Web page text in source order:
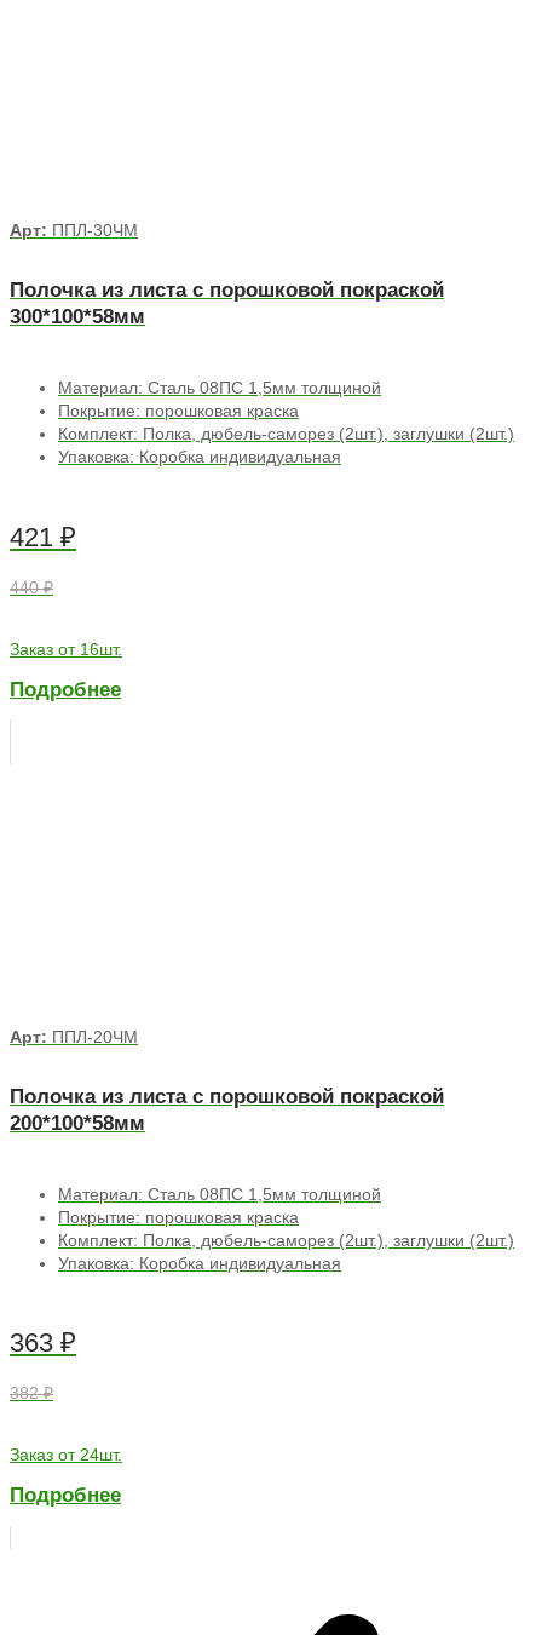
Арт: ППЛ-30ЧМ
Полочка из листа с порошковой покраской
300*100*58мм
Материал: Сталь 08ПС 1,5мм толщиной
Покрытие: порошковая краска
Комплект: Полка, дюбель-саморез (2шт.), заглушки (2шт.)
Упаковка: Коробка индивидуальная
421 ₽
440 ₽
Заказ от 16шт.
Подробнее
Арт: ППЛ-20ЧМ
Полочка из листа с порошковой покраской
200*100*58мм
Материал: Сталь 08ПС 1,5мм толщиной
Покрытие: порошковая краска
Комплект: Полка, дюбель-саморез (2шт.), заглушки (2шт.)
Упаковка: Коробка индивидуальная
363 ₽
382 ₽
Заказ от 24шт.
Подробнее